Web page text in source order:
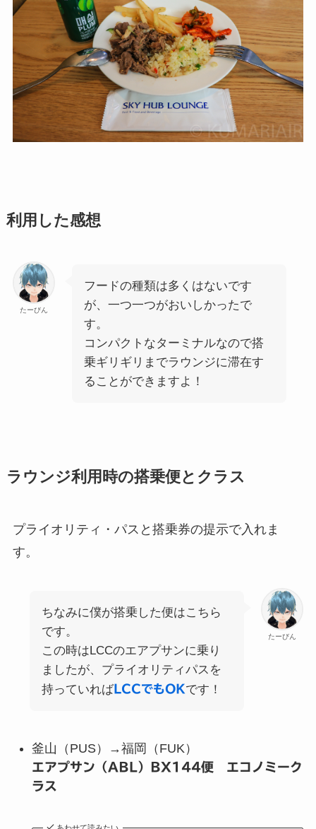
利用した感想
たーびん
フードの種類は多くはないです
が、一つ一つがおいしかったで
す。
コンパクトなターミナルなので搭
乗ギリギリまでラウンジに滞在す
ることができますよ！
ラウンジ利用時の搭乗便とクラス
プライオリティ・パスと搭乗券の提示で入れま
す。
たーびん
ちなみに僕が搭乗した便はこちら
です。
この時はLCCのエアプサンに乗り
ましたが、プライオリティパスを
持っていればLCCでもOKです！
釜山（PUS）→福岡（FUK）
エアプサン（ABL）BX144便 エコノミーク
ラス